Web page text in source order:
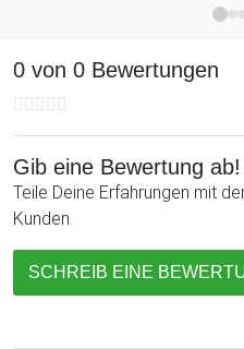
0 von 0 Bewertungen
Gib eine Bewertung ab!
Teile Deine Erfahrungen mit
Kunden.
SCHREIB EINE